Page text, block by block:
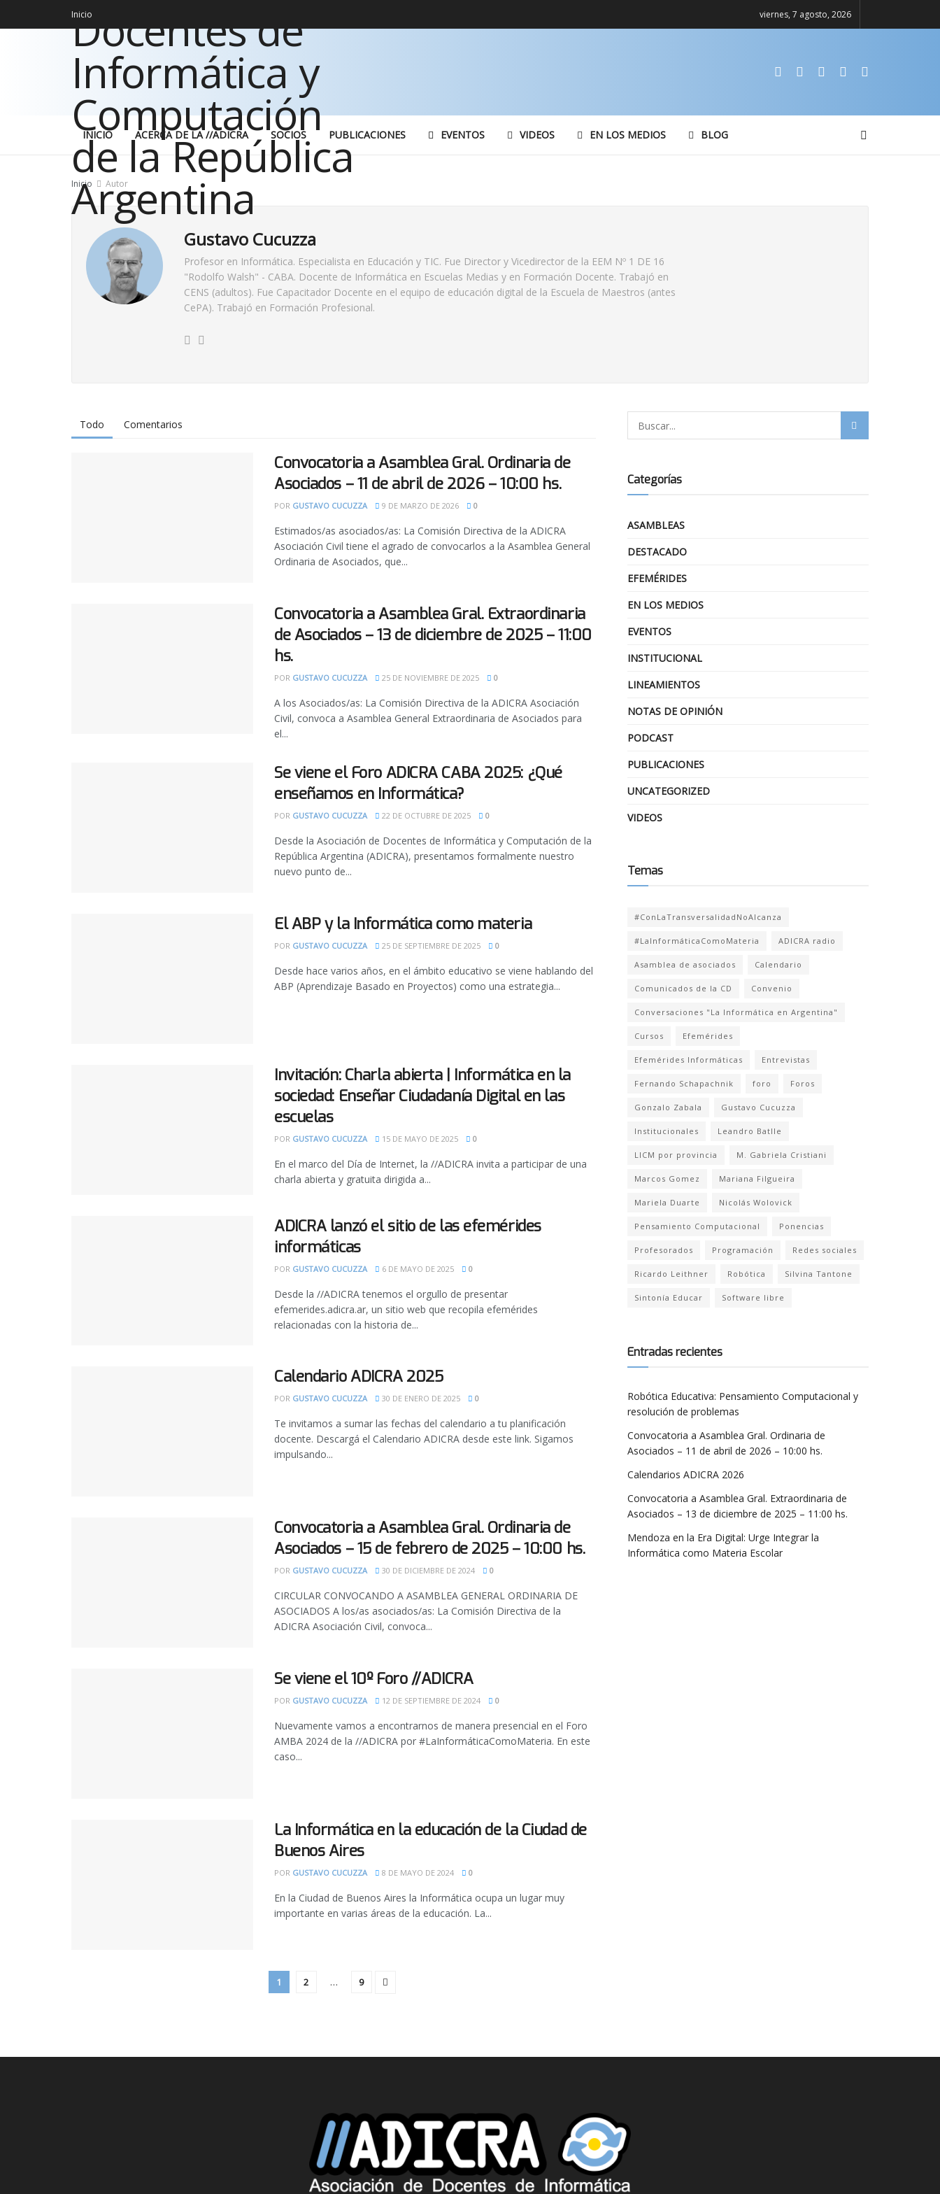
Inicio viernes, 7 agosto, 2026
INICIO ACERCA DE LA //ADICRA SOCIOS PUBLICACIONES EVENTOS VIDEOS EN LOS MEDIOS BLOG
Inicio Autor
Gustavo Cucuzza
Profesor en Informática. Especialista en Educación y TIC. Fue Director y Vicedirector de la EEM Nº 1 DE 16
"Rodolfo Walsh" - CABA. Docente de Informática en Escuelas Medias y en Formación Docente. Trabajó en
CENS (adultos). Fue Capacitador Docente en el equipo de educación digital de la Escuela de Maestros (antes
CePA). Trabajó en Formación Profesional.
Todo Comentarios
Convocatoria a Asamblea Gral. Ordinaria de
Asociados – 11 de abril de 2026 – 10:00 hs.
POR GUSTAVO CUCUZZA 9 DE MARZO DE 2026 0
Estimados/as asociados/as: La Comisión Directiva de la ADICRA
Asociación Civil tiene el agrado de convocarlos a la Asamblea General
Ordinaria de Asociados, que...
Convocatoria a Asamblea Gral. Extraordinaria
de Asociados – 13 de diciembre de 2025 – 11:00
hs.
POR GUSTAVO CUCUZZA 25 DE NOVIEMBRE DE 2025 0
A los Asociados/as: La Comisión Directiva de la ADICRA Asociación
Civil, convoca a Asamblea General Extraordinaria de Asociados para
el...
Se viene el Foro ADICRA CABA 2025: ¿Qué
enseñamos en Informática?
POR GUSTAVO CUCUZZA 22 DE OCTUBRE DE 2025 0
Desde la Asociación de Docentes de Informática y Computación de la
República Argentina (ADICRA), presentamos formalmente nuestro
nuevo punto de...
El ABP y la Informática como materia
POR GUSTAVO CUCUZZA 25 DE SEPTIEMBRE DE 2025 0
Desde hace varios años, en el ámbito educativo se viene hablando del
ABP (Aprendizaje Basado en Proyectos) como una estrategia...
Invitación: Charla abierta | Informática en la
sociedad: Enseñar Ciudadanía Digital en las
escuelas
POR GUSTAVO CUCUZZA 15 DE MAYO DE 2025 0
En el marco del Día de Internet, la //ADICRA invita a participar de una
charla abierta y gratuita dirigida a...
ADICRA lanzó el sitio de las efemérides
informáticas
POR GUSTAVO CUCUZZA 6 DE MAYO DE 2025 0
Desde la //ADICRA tenemos el orgullo de presentar
efemerides.adicra.ar, un sitio web que recopila efemérides
relacionadas con la historia de...
Calendario ADICRA 2025
POR GUSTAVO CUCUZZA 30 DE ENERO DE 2025 0
Te invitamos a sumar las fechas del calendario a tu planificación
docente. Descargá el Calendario ADICRA desde este link. Sigamos
impulsando...
Convocatoria a Asamblea Gral. Ordinaria de
Asociados – 15 de febrero de 2025 – 10:00 hs.
POR GUSTAVO CUCUZZA 30 DE DICIEMBRE DE 2024 0
CIRCULAR CONVOCANDO A ASAMBLEA GENERAL ORDINARIA DE
ASOCIADOS A los/as asociados/as: La Comisión Directiva de la
ADICRA Asociación Civil, convoca...
Se viene el 10º Foro //ADICRA
POR GUSTAVO CUCUZZA 12 DE SEPTIEMBRE DE 2024 0
Nuevamente vamos a encontrarnos de manera presencial en el Foro
AMBA 2024 de la //ADICRA por #LaInformáticaComoMateria. En este
caso...
La Informática en la educación de la Ciudad de
Buenos Aires
POR GUSTAVO CUCUZZA 8 DE MAYO DE 2024 0
En la Ciudad de Buenos Aires la Informática ocupa un lugar muy
importante en varias áreas de la educación. La...
1 2 … 9
Categorías
ASAMBLEAS
DESTACADO
EFEMÉRIDES
EN LOS MEDIOS
EVENTOS
INSTITUCIONAL
LINEAMIENTOS
NOTAS DE OPINIÓN
PODCAST
PUBLICACIONES
UNCATEGORIZED
VIDEOS
Temas
#ConLaTransversalidadNoAlcanza
#LaInformáticaComoMateria ADICRA radio
Asamblea de asociados Calendario
Comunicados de la CD Convenio
Conversaciones "La Informática en Argentina"
Cursos Efemérides
Efemérides Informáticas Entrevistas
Fernando Schapachnik foro Foros
Gonzalo Zabala Gustavo Cucuzza
Institucionales Leandro Batlle
LICM por provincia M. Gabriela Cristiani
Marcos Gomez Mariana Filgueira
Mariela Duarte Nicolás Wolovick
Pensamiento Computacional Ponencias
Profesorados Programación Redes sociales
Ricardo Leithner Robótica Silvina Tantone
Sintonía Educar Software libre
Entradas recientes
Robótica Educativa: Pensamiento Computacional y
resolución de problemas
Convocatoria a Asamblea Gral. Ordinaria de
Asociados – 11 de abril de 2026 – 10:00 hs.
Calendarios ADICRA 2026
Convocatoria a Asamblea Gral. Extraordinaria de
Asociados – 13 de diciembre de 2025 – 11:00 hs.
Mendoza en la Era Digital: Urge Integrar la
Informática como Materia Escolar